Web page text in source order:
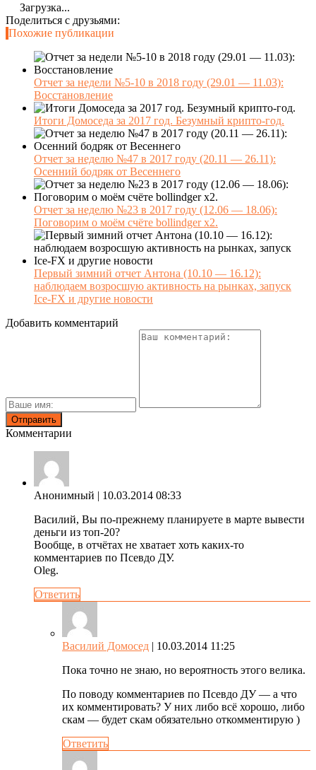
Загрузка...
Поделиться с друзьями:
Похожие публикации
Отчет за недели №5-10 в 2018 году (29.01 — 11.03):
Восстановление
Итоги Домоседа за 2017 год. Безумный крипто-год.
Отчет за неделю №47 в 2017 году (20.11 — 26.11):
Осенний бодряк от Весеннего
Отчет за неделю №23 в 2017 году (12.06 — 18.06):
Поговорим о моём счёте bollindger x2.
Первый зимний отчет Антона (10.10 — 16.12):
наблюдаем возросшую активность на рынках, запуск
Ice-FX и другие новости
Добавить комментарий
Комментарии
Анонимный | 10.03.2014 08:33
Василий, Вы по-прежнему планируете в марте вывести
деньги из топ-20?
Вообще, в отчётах не хватает хоть каких-то
комментариев по Псевдо ДУ.
Oleg.
Ответить
Василий Домосед | 10.03.2014 11:25
Пока точно не знаю, но вероятность этого велика.
По поводу комментариев по Псевдо ДУ — а что
их комментировать? У них либо всё хорошо, либо
скам — будет скам обязательно откомментирую )
Ответить